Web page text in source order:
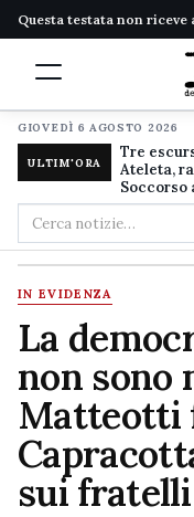
Questa testata non
GIOVEDÌ 6 AGOSTO 2026
ULTIM'ORA
Tre
Ateleta,
Soccorso
Cerca
nel
sito
IN EVIDENZA
La
non sono
Matteotti
sui